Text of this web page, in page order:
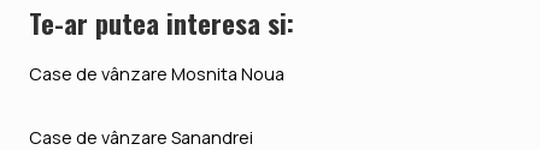
Te-ar putea interesa si:
Case de vânzare Mosnita Noua
Case de vânzare Sanandrei